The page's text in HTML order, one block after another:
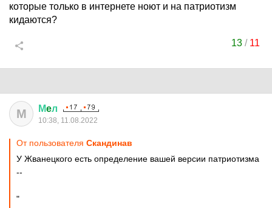
которые только в интернете ноют и на патриотизм
кидаются?
13 / 11
М Мeл
10:38, 11.08.2022
От пользователя Скандинав
У Жванецкого есть определение вашей версии патриотизма
--
"